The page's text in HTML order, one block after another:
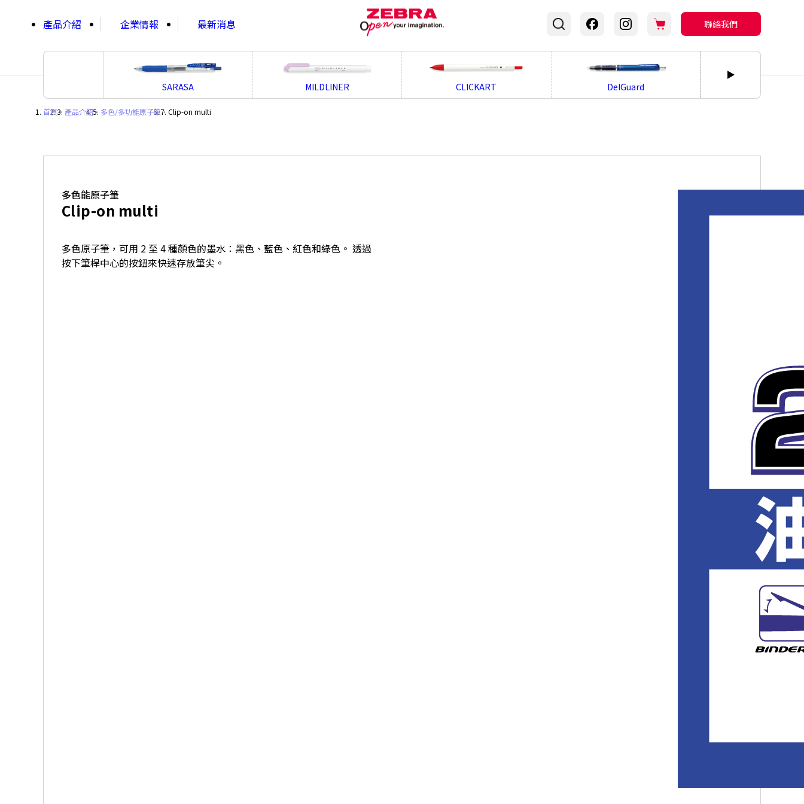
產品介紹
企業情報 最新消息 聯絡我們
SARASA MILDLINER CLICKART DelGuard
首頁・ 產品介紹・ 多色/多功能原子筆・ Clip-on multi
多色能原子筆
Clip-on multi
多色原子筆，可用 2 至 4 種顏色的墨水：黑色、藍色、紅色和綠色。 透過
按下筆桿中心的按鈕來快速存放筆尖。